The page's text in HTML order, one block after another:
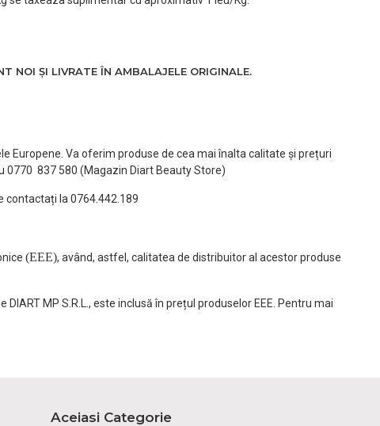
NOI ȘI LIVRATE ÎN AMBALAJELE ORIGINALE.
Europene. Va oferim produse de cea mai înalta calitate și prețuri
837 580 (Magazin Diart Beauty Store)
contactați la 0764.442.189
(EEE), având, astfel, calitatea de distribuitor al acestor produse
MP S.R.L., este inclusă în prețul produselor EEE. Pentru mai
Aceiasi Categorie